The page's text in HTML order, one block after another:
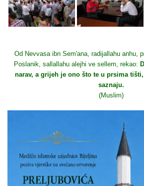
Od Nevvasa ibn Sem'ana, radijallahu anhu,
Poslanik, sallallahu alejhi ve sellem, rekao:
narav, a grijeh je ono što te u prsima
saznaju.
(Muslim)